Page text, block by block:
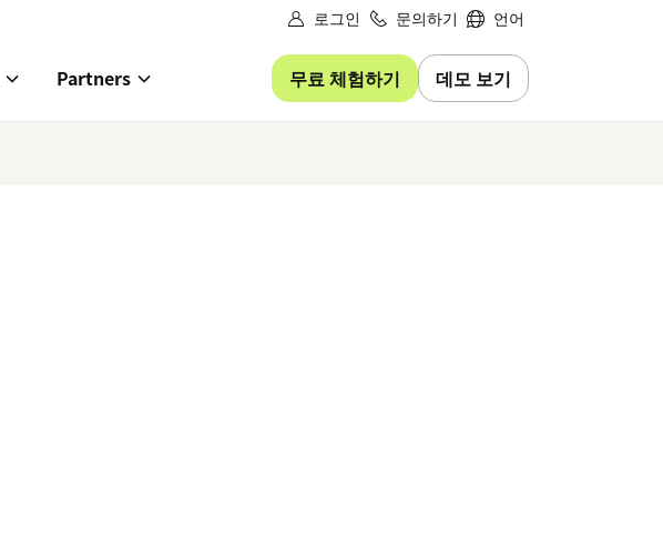
로그인 문의하기 언어
Partners 무료 체험하기 데모 보기